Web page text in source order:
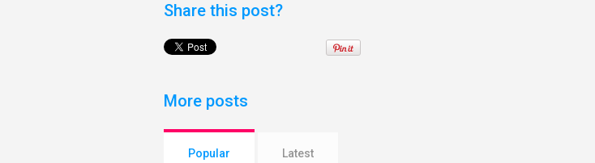
Share this post?
More posts
Popular Latest